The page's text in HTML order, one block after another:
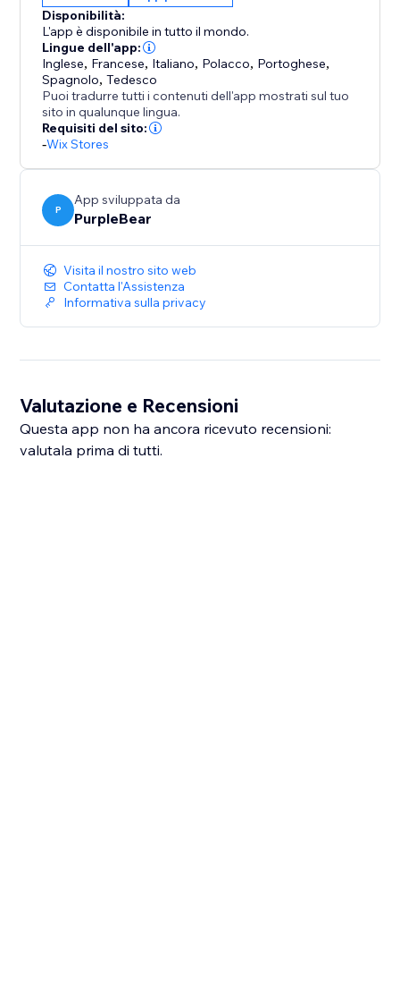
pegatinas, insignias y etiquetas de productos en una
herramienta potente que te ayuda a crear una tienda
más atractiva y con una alta conversión.
Añade insignias de rebajas, etiquetas de descuento y
pegatinas promocionales a tus productos y convierte
a más visitantes en compradores.
Disponibilità:
L'app è disponibile in tutto il mondo.
Lingue dell'app:
Inglese, Francese, Italiano, Polacco, Portoghese,
Spagnolo,Tedesco
Puoi tradurre tutti i contenuti dell'app mostrati sul tuo
sito in qualunque lingua.
Requisiti del sito:
-Wix Stores
P
App sviluppata da
PurpleBear
Visita il nostro sito web
Contatta l'Assistenza
Informativa sulla privacy
Valutazione e Recensioni
Questa app non ha ancora ricevuto recensioni:
valutala prima di tutti.